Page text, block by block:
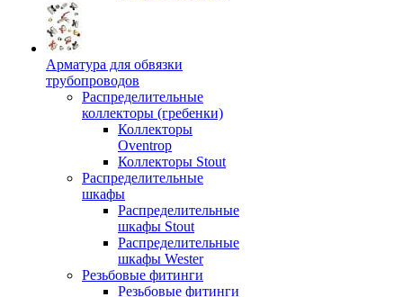
Арматура для обвязки
трубопроводов
Распределительные
коллекторы (гребенки)
Коллекторы
Oventrop
Коллекторы Stout
Распределительные
шкафы
Распределительные
шкафы Stout
Распределительные
шкафы Wester
Резьбовые фитинги
Резьбовые фитинги